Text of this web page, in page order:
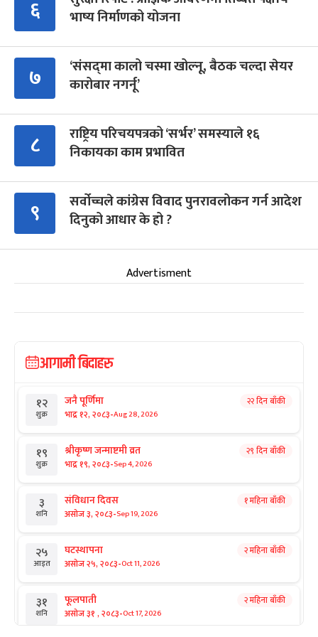
६
भाष्य निर्माणको योजना
७
‘संसद्‍मा कालो चस्मा खोल्नू, बैठक चल्दा सेयर
कारोबार नगर्नू’
८
राष्ट्रिय परिचयपत्रको ‘सर्भर’ समस्याले १६
निकायका काम प्रभावित
९
सर्वोच्चले कांग्रेस विवाद पुनरावलोकन गर्न आदेश
दिनुको आधार के हो ?
Advertisment
आगामी बिदाहरु
१२
शुक्र
जनै पूर्णिमा
भाद्र १२, २०८३-Aug 28, 2026
२२ दिन बाँकी
१९
शुक्र
श्रीकृष्ण जन्माष्टमी व्रत
भाद्र १९, २०८३-Sep 4, 2026
२९ दिन बाँकी
३
शनि
संविधान दिवस
असोज ३, २०८३-Sep 19, 2026
१ महिना बाँकी
२५
आइत
घटस्थापना
असोज २५, २०८३-Oct 11, 2026
२ महिना बाँकी
३१
शनि
फूलपाती
असोज ३१ , २०८३-Oct 17, 2026
२ महिना बाँकी